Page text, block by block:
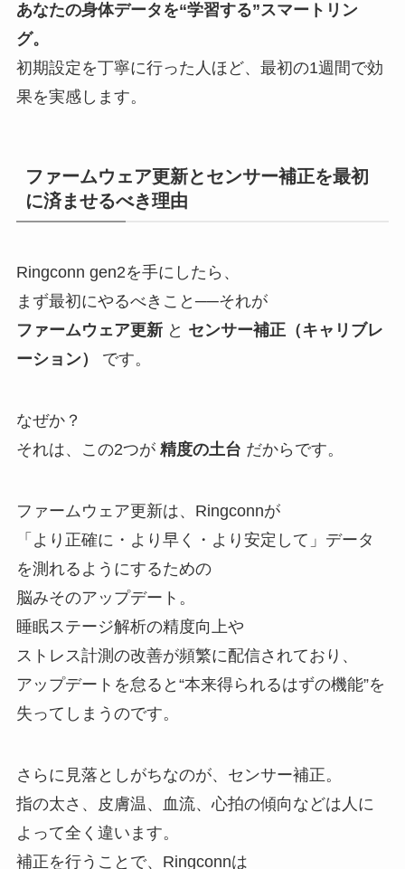
あなたの身体データを“学習する”スマートリン
グ。
初期設定を丁寧に行った人ほど、最初の1週間で効
果を実感します。
ファームウェア更新とセンサー補正を最初
に済ませるべき理由
Ringconn gen2を手にしたら、
まず最初にやるべきこと──それが
ファームウェア更新と センサー補正（キャリブレ
ーション）
です。
なぜか？
それは、この2つが 精度の土台 だからです。
ファームウェア更新は、Ringconnが
「より正確に・より早く・より安定して」データ
を測れるようにするための
脳みそのアップデート。
睡眠ステージ解析の精度向上や
ストレス計測の改善が頻繁に配信されており、
アップデートを怠ると“本来得られるはずの機能”を
失ってしまうのです。
さらに見落としがちなのが、センサー補正。
指の太さ、皮膚温、血流、心拍の傾向などは人に
よって全く違います。
補正を行うことで、Ringconnは